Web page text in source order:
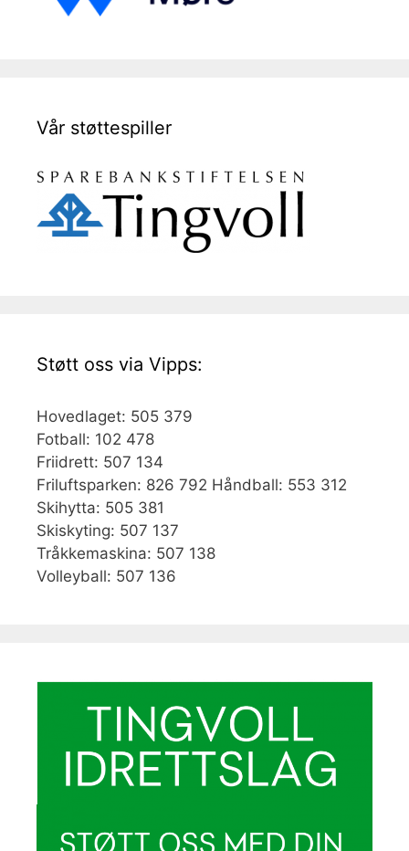
Vår støttespiller
Støtt oss via Vipps:
Hovedlaget: 505 379
Fotball: 102 478
Friidrett: 507 134
Friluftsparken: 826 792 Håndball: 553 312
Skihytta: 505 381
Skiskyting: 507 137
Tråkkemaskina: 507 138
Volleyball: 507 136